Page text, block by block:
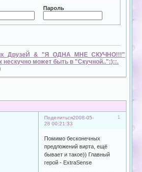
Пароль
нескучно может быть в "Скучной..":)::.
Поделиться 1
2008-05-
28 00:21:33
Помимо бесконечных
предложений вирта, ещё
бывает и такое)) Главный
герой - ExtraSense